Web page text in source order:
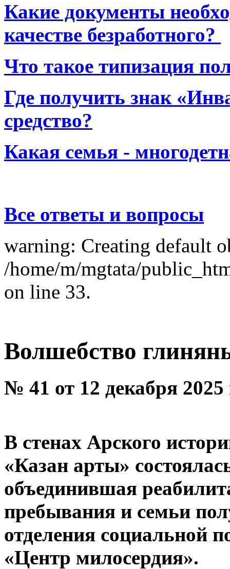
Какие документы
качестве безработного?
Что такое типизация
Где получить знак
средство?
Какая семья -
Все ответы и вопросы
warning: Creating default
/home/m/mgtata/
on line 33.
Волшебство
№ 41 от 12 декабря 2025
В стенах Арского
«Казан арты»
объединившая
пребывания и семьи
отделения
«Центр милосердия».